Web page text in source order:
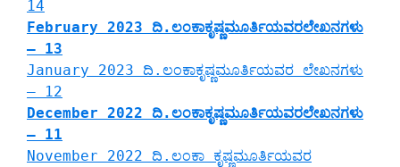
14
February 2023 ದಿ.ಲಂಕಾಕೃಷ್ಣಮೂರ್ತಿಯವರಲೇಖನಗಳು
– 13
January 2023 ದಿ.ಲಂಕಾಕೃಷ್ಣಮೂರ್ತಿಯವರ ಲೇಖನಗಳು
– 12
December 2022 ದಿ.ಲಂಕಾಕೃಷ್ಣಮೂರ್ತಿಯವರಲೇಖನಗಳು
– 11
November 2022 ದಿ.ಲಂಕಾ ಕೃಷ್ಣಮೂರ್ತಿಯವರ